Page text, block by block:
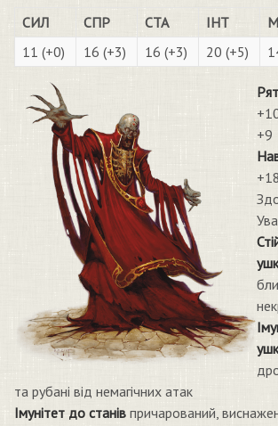
СИЛ СПР СТА ІНТ
11 (+0)
16 (+3) 16 (+3) 20 (+5)
+9
та рубані від немагічних атак
Імунітет до станів причарований,